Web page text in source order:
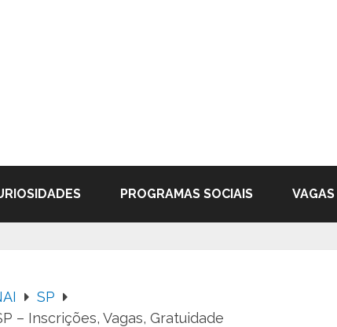
PROGRAMAS SOCIAIS
SP
– Inscrições, Vagas, Gratuidade